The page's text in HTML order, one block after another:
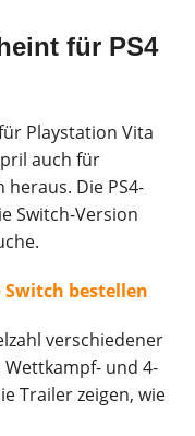
für PS4
Playstation Vita
auch für
Die PS4-
Switch-Version
bestellen
verschiedener
Wettkampf- und 4-
Trailer zeigen, wie